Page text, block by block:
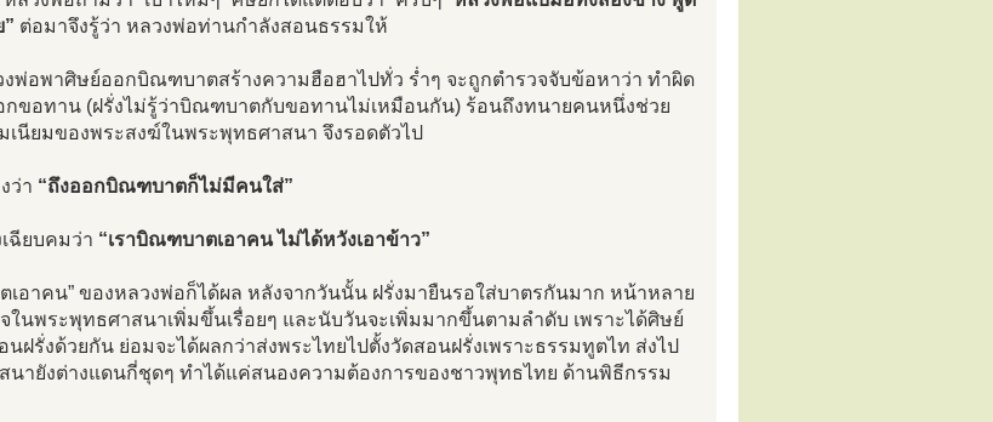
ต่อมาจึงรู้ว่า หลวงพ่อท่านกำลังสอนธรรมให้
งพ่อพาศิษย์ออกบิณฑบาตสร้างความฮือฮาไปทั่ว ร่ำๆ จะถูกตำรวจจับข้อหาว่า ทำผิด
กขอทาน (ฝรั่งไม่รู้ว่าบิณฑบาตกับขอทานไม่เหมือนกัน) ร้อนถึงทนายคนหนึ่งช่วย
เนียมของพระสงฆ์ในพระพุทธศาสนา จึงรอดตัวไป
ว่า “ถึงออกบิณฑบาตก็ไม่มีคนใส่”
ฉียบคมว่า “เราบิณฑบาตเอาคน ไม่ได้หวังเอาข้าว”
เอาคน” ของหลวงพ่อก็ได้ผล หลังจากวันนั้น ฝรั่งมายืนรอใส่บาตรกันมาก หน้าหลาย
ในพระพุทธศาสนาเพิ่มขึ้นเรื่อยๆ และนับวันจะเพิ่มมากขึ้นตามลำดับ เพราะได้ศิษย์
นฝรั่งด้วยกัน ย่อมจะได้ผลกว่าส่งพระไทยไปตั้งวัดสอนฝรั่งเพราะธรรมทูตไท ส่งไป
นายังต่างแดนกี่ชุดๆ ทำได้แค่สนองความต้องการของชาวพุทธไทย ด้านพิธีกรรม